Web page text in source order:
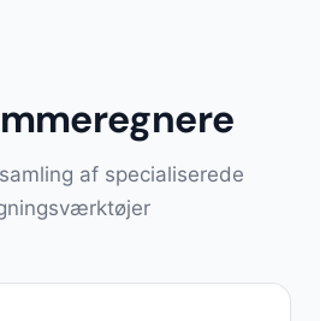
af specialiserede